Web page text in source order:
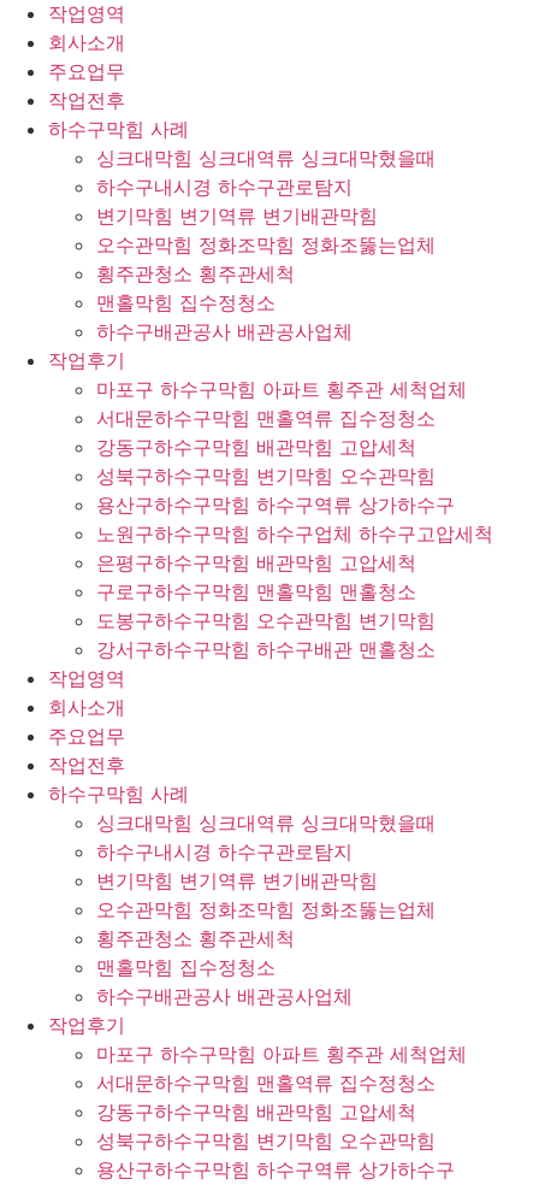
작업영역
회사소개
주요업무
작업전후
하수구막힘 사례
싱크대막힘 싱크대역류 싱크대막혔을때
하수구내시경 하수구관로탐지
변기막힘 변기역류 변기배관막힘
오수관막힘 정화조막힘 정화조뚫는업체
횡주관청소 횡주관세척
맨홀막힘 집수정청소
하수구배관공사 배관공사업체
작업후기
마포구 하수구막힘 아파트 횡주관 세척업체
서대문하수구막힘 맨홀역류 집수정청소
강동구하수구막힘 배관막힘 고압세척
성북구하수구막힘 변기막힘 오수관막힘
용산구하수구막힘 하수구역류 상가하수구
노원구하수구막힘 하수구업체 하수구고압세척
은평구하수구막힘 배관막힘 고압세척
구로구하수구막힘 맨홀막힘 맨홀청소
도봉구하수구막힘 오수관막힘 변기막힘
강서구하수구막힘 하수구배관 맨홀청소
작업영역
회사소개
주요업무
작업전후
하수구막힘 사례
싱크대막힘 싱크대역류 싱크대막혔을때
하수구내시경 하수구관로탐지
변기막힘 변기역류 변기배관막힘
오수관막힘 정화조막힘 정화조뚫는업체
횡주관청소 횡주관세척
맨홀막힘 집수정청소
하수구배관공사 배관공사업체
작업후기
마포구 하수구막힘 아파트 횡주관 세척업체
서대문하수구막힘 맨홀역류 집수정청소
강동구하수구막힘 배관막힘 고압세척
성북구하수구막힘 변기막힘 오수관막힘
용산구하수구막힘 하수구역류 상가하수구